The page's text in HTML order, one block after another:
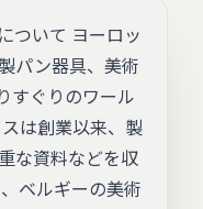
ついて ヨーロッ
パン器具、美術
すぐりのワール
は創業以来、製
な資料などを収
ベルギーの美術